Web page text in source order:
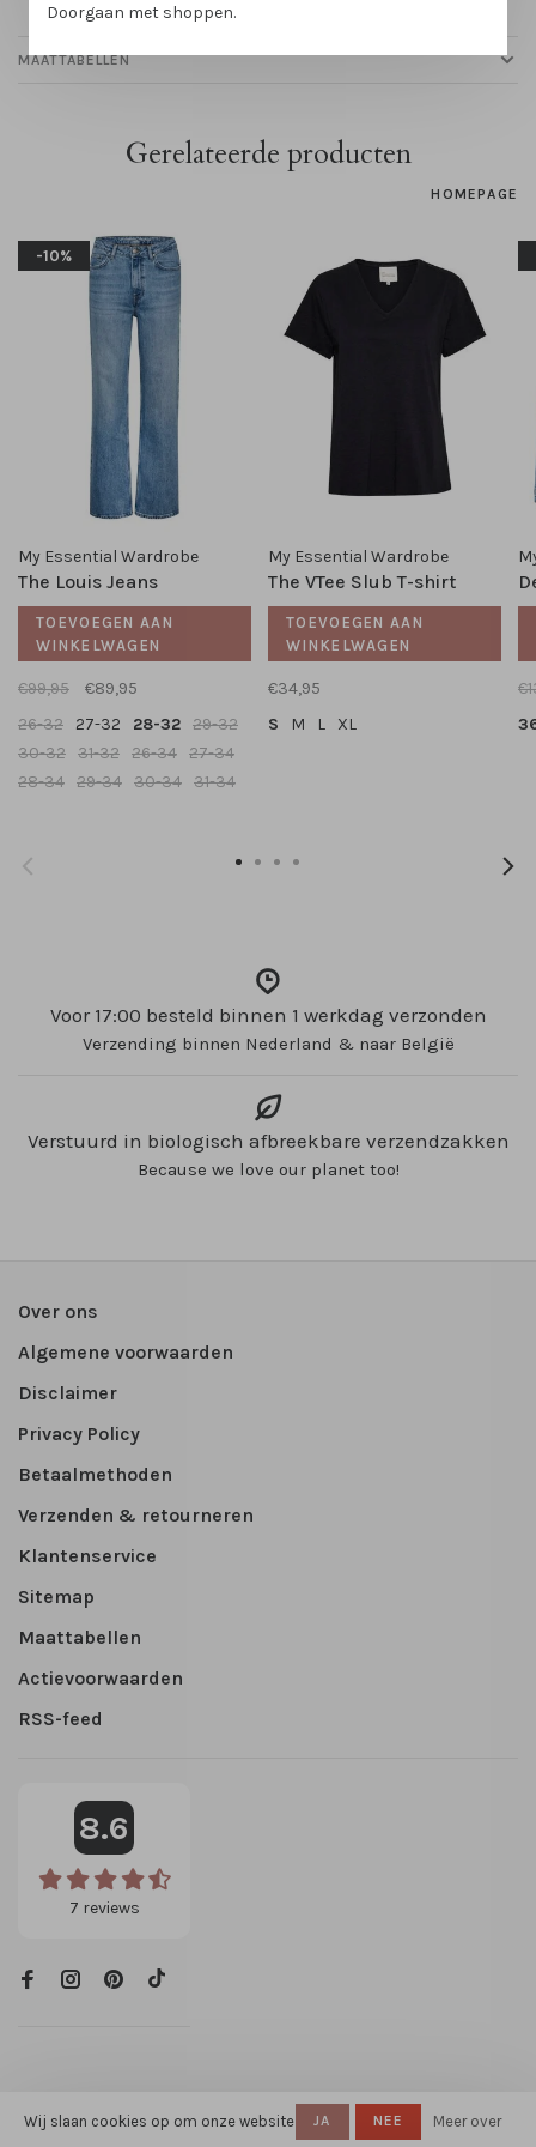
MAATTABELLEN
Gerelateerde producten
HOMEPAGE
-10%
My Essential Wardrobe
The Louis Jeans
TOEVOEGEN AAN
WINKELWAGEN
€99,95
€89,95
26-32
27-32 28-32 29-32
30-32 31-32 26-34 27-34
28-34 29-34 30-34 31-34
My Essential Wardrobe
The VTee Slub T-shirt
TOEVOEGEN AAN
WINKELWAGEN
€34,95
S
M L XL
Voor 17:00 besteld binnen 1 werkdag verzonden
Verzending binnen Nederland & naar België
Verstuurd in biologisch afbreekbare verzendzakken
Because we love our planet too!
Over ons
Algemene voorwaarden
Disclaimer
Privacy Policy
Betaalmethoden
Verzenden & retourneren
Klantenservice
Sitemap
Maattabellen
Actievoorwaarden
RSS-feed
8.6
7 reviews
Wij slaan cookies op om onze website JA NEE Meer over
Doorgaan met shoppen.